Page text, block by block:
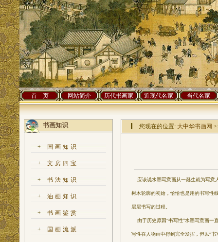
首 页 网站简介 历代书画家 近现代名家 当代名家
书画知识
+ 国画知识
+ 文房四宝
+ 书法知识
+ 油画知识
+ 书画鉴赏
+ 国画流派
您现在的位置: 大中华书画网
应该说水墨写意画从一诞生就为写意
树木轮廓的初始，恰恰也是用的书写性
层层书写的过程。
由于历史原因“书写性”水墨写意画一
写性在人物画中得到完全发挥，但以“